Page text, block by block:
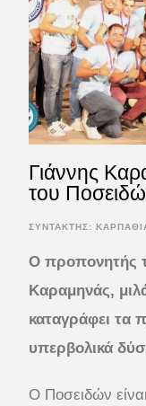
Γιάννης
του
ΣΥΝΤΆΚΤΗΣ:
Ο προπονητής
Καραμηνάς,
καταγράφει τα
υπερβολικά
Ο Ποσειδών